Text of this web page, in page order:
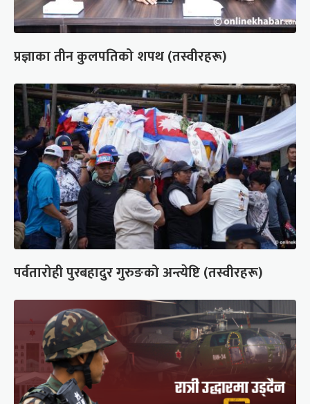
प्रज्ञाका तीन कुलपतिको शपथ (तस्वीरहरू)
पर्वतारोही पुरबहादुर गुरुङको अन्त्येष्टि (तस्वीरहरू)